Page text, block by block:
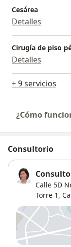
Cesárea
Detalles
Cirugía de piso
Detalles
+ 9 servicios
¿Cómo
Consultorio
Calle 5D
Torre 1,